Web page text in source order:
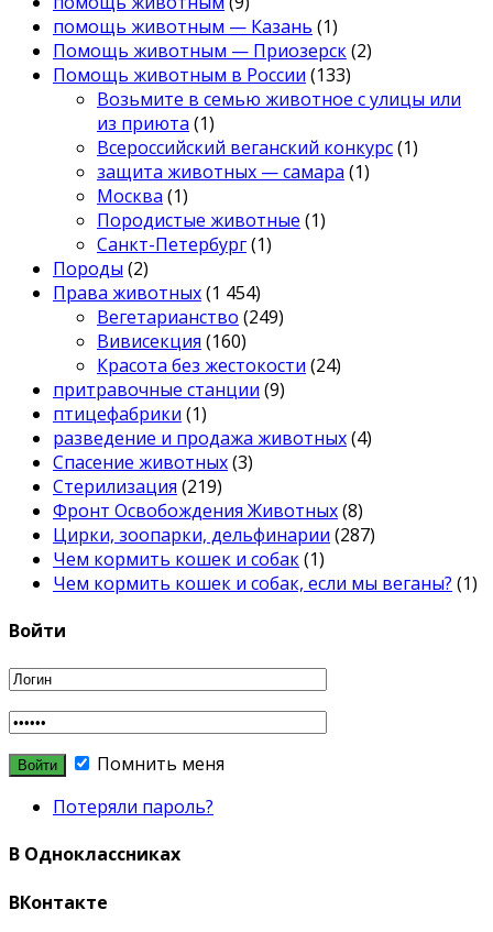
помощь животным — Казань (1)
Помощь животным — Приозерск(2)
Помощь животным в России (133)
Возьмите в семью животное с улицы или
из приюта (1)
Всероссийский веганский конкурс(1)
защита животных — самара (1)
Москва (1)
Породистые животные (1)
Санкт-Петербург(1)
Породы (2)
Права животных(1 454)
Вегетарианство (249)
Вивисекция (160)
Красота без жестокости (24)
притравочные станции (9)
птицефабрики (1)
разведение и продажа животных(4)
Спасение животных(3)
Стерилизация (219)
Фронт Освобождения Животных(8)
Цирки, зоопарки, дельфинарии (287)
Чем кормить кошек и собак(1)
Чем кормить кошек и собак, если мы веганы? (1)
Войти
Помнить меня
Потеряли пароль?
В Одноклассниках
ВКонтакте